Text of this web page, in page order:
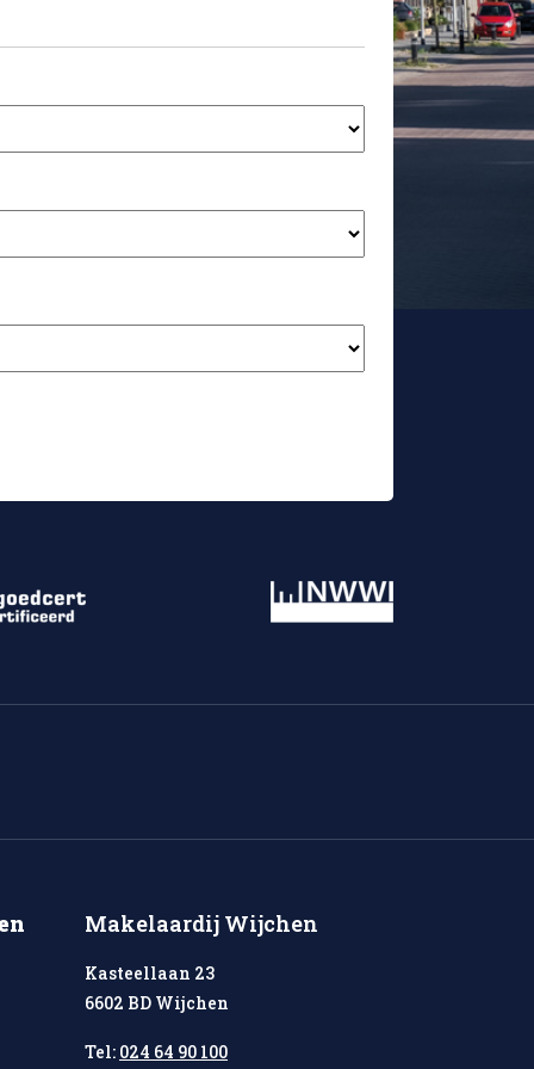
Makelaardij Wijchen
Kasteellaan 23
6602 BD Wijchen
Tel: 024 64 90 100